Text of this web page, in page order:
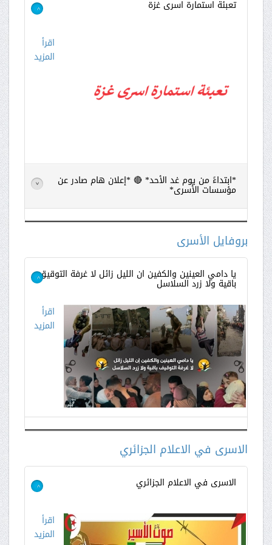
تعبئة استمارة اسرى غزة >
اقرأ
المزيد
*ابتداءً من يوم غد الأحد* 🔴 *إعلان هام صادر عن
مؤسسات الأسرى* >
اقرأ
بروفايل الأسرى
يا دامي العينين والكفين ان الليل زائل لا غرفة التوقيق
باقية ولا زرد السلاسل >
اقرأ
المزيد
الاسرى في الاعلام الجزائري
الاسرى في الاعلام الجزائري >
اقرأ
المزيد